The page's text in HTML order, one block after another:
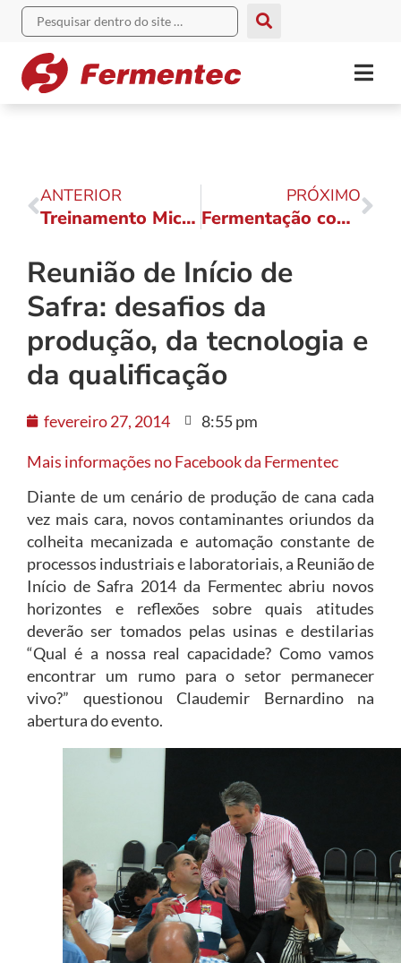
ANTERIOR
Treinamento Microscopia e Plaqueamento começa dia 10 de fevereiro
PRÓXIMO
Fermentação com alta eficiência é tema de curso em março
Reunião de Início de
Safra: desafios da
produção, da tecnologia e
da qualificação
fevereiro 27, 2014 8:55 pm
Mais informações no Facebook da Fermentec
Diante de um cenário de produção de cana cada
vez mais cara, novos contaminantes oriundos da
colheita mecanizada e automação constante de
processos industriais e laboratoriais, a Reunião de
Início de Safra 2014 da Fermentec abriu novos
horizontes e reflexões sobre quais atitudes
deverão ser tomados pelas usinas e destilarias
“Qual é a nossa real capacidade? Como vamos
encontrar um rumo para o setor permanecer
vivo?” questionou Claudemir Bernardino na
abertura do evento.